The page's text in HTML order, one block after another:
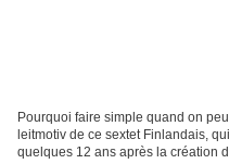
Pourquoi faire simple quand on
leitmotiv de ce sextet Finlandais,
quelques 12 ans après la création